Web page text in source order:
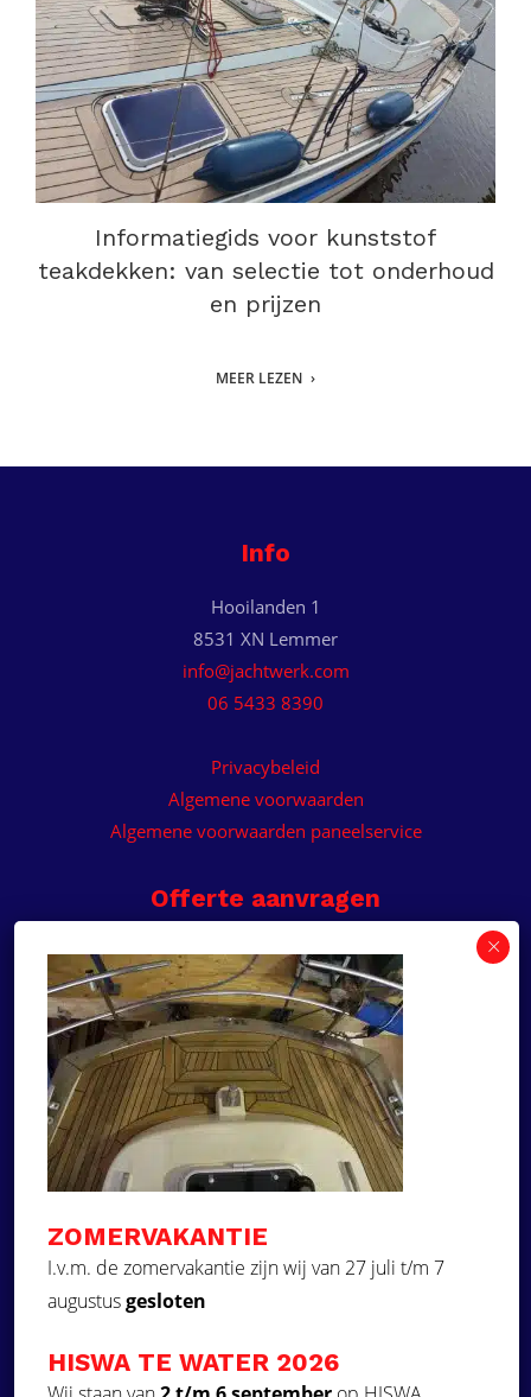
Informatiegids voor kunststof
teakdekken: van selectie tot onderhoud
en prijzen
MEER LEZEN
Info
Hooilanden 1
8531 XN Lemmer
info@jachtwerk.com
06 5433 8390
Privacybeleid
Algemene voorwaarden
Algemene voorwaarden paneelservice
Offerte aanvragen
Wilt u een prijsvoorstel op maat ontvangen voor
een kunststof teakdek voor uw boot? Vraag een
vrijblijvende offerte aan!
Offerte aanvragen
Over ons
Projecten
Aquadeck EVA foam decks
ZOMERVAKANTIE
I.v.m. de zomervakantie zijn wij van 27 juli t/m 7
augustusgesloten
HISWA TE WATER 2026
×
Deze website maakt
gebruik van cookies.
Deze website gebruikt cookies om uw
gebruikerservaring te verbeteren. Door
onze website te gebruiken, stemt u in met
alle cookies in overeenstemming met ons
STRIKT NOODZAKELIJK
PRESTATIE
FUNCTIONEEL